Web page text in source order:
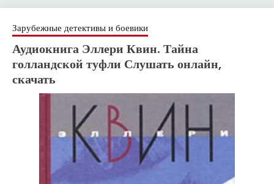
Зарубежные детективы и боевики
Аудиокнига Эллери Квин. Тайна
голландской туфли Слушать онлайн,
скачать